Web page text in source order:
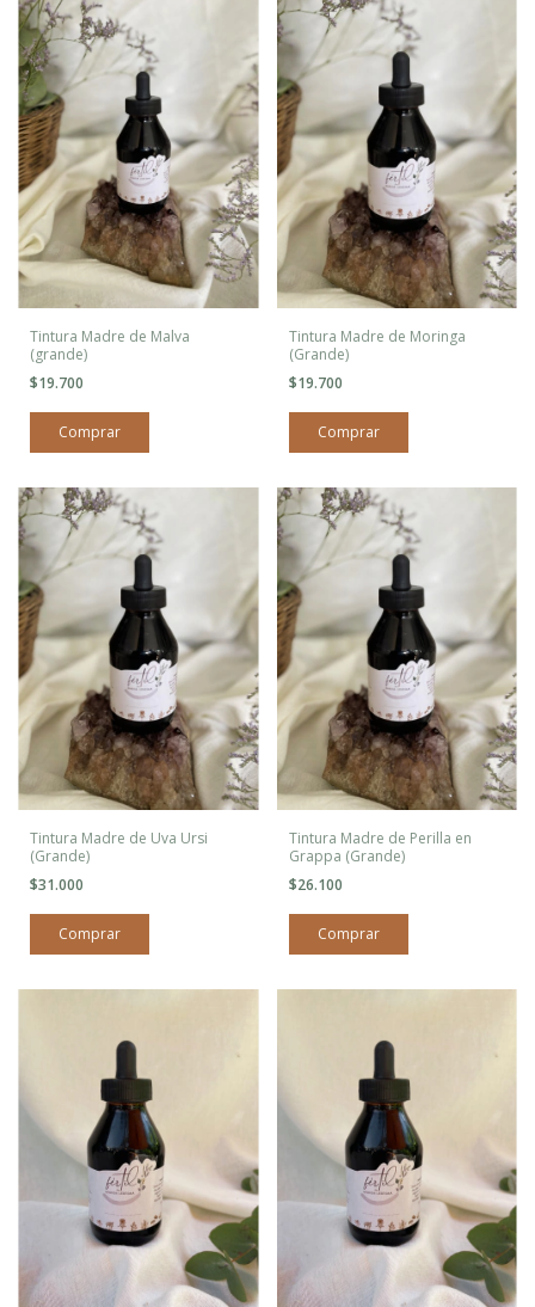
Tintura Madre de Malva
(grande)
$19.700
Tintura Madre de Moringa
(Grande)
$19.700
Tintura Madre de Uva Ursi
(Grande)
$31.000
Tintura Madre de Perilla en
Grappa (Grande)
$26.100